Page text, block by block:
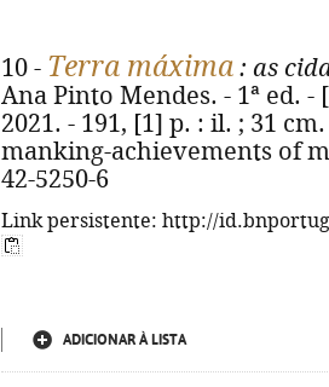
10 - Terra máxima : as
Ana Pinto Mendes. - 1ª ed.
2021. - 191, [1] p. : il. ; 31
manking-achievements of
42-5250-6
Link persistente: http://
ADICIONAR À LISTA